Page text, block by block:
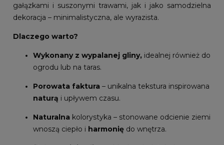
gałązkami i suszonymi trawami, jak i jako samodzielna
dekoracja – minimalistyczna, ale wyrazista.
Dlaczego warto?
Wykonany z wypalanej gliny, idealnej również do
ogrodu lub na taras.
Porowata faktura – unikalna tekstura inspirowana
naturą i upływem czasu.
Naturalna kolorystyka – stonowane odcienie ziemi
wnoszą ciepło i harmonię do wnętrza.